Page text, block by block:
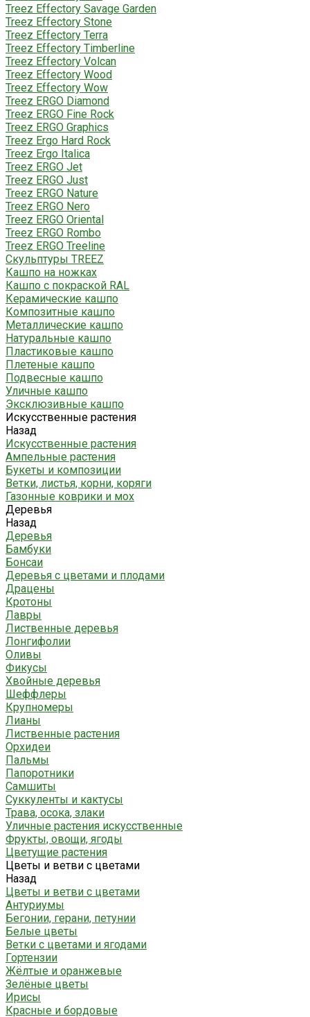
Treez Effectory Savage Garden
Treez Effectory Stone
Treez Effectory Terra
Treez Effectory Timberline
Treez Effectory Volcan
Treez Effectory Wood
Treez Effectory Wow
Treez ERGO Diamond
Treez ERGO Fine Rock
Treez ERGO Graphics
Treez Ergo Hard Rock
Treez Ergo Italica
Treez ERGO Jet
Treez ERGO Just
Treez ERGO Nature
Treez ERGO Nero
Treez ERGO Oriental
Treez ERGO Rombo
Treez ERGO Treeline
Скульптуры TREEZ
Кашпо на ножках
Кашпо с покраской RAL
Керамические кашпо
Композитные кашпо
Металлические кашпо
Натуральные кашпо
Пластиковые кашпо
Плетеные кашпо
Подвесные кашпо
Уличные кашпо
Эксклюзивные кашпо
Искусственные растения
Назад
Искусственные растения
Ампельные растения
Букеты и композиции
Ветки, листья, корни, коряги
Газонные коврики и мох
Деревья
Назад
Деревья
Бамбуки
Бонсаи
Деревья с цветами и плодами
Драцены
Кротоны
Лавры
Лиственные деревья
Лонгифолии
Оливы
Фикусы
Хвойные деревья
Шеффлеры
Крупномеры
Лианы
Лиственные растения
Орхидеи
Пальмы
Папоротники
Самшиты
Суккуленты и кактусы
Трава, осока, злаки
Уличные растения искусственные
Фрукты, овощи, ягоды
Цветущие растения
Цветы и ветви с цветами
Назад
Цветы и ветви с цветами
Антуриумы
Бегонии, герани, петунии
Белые цветы
Ветки с цветами и ягодами
Гортензии
Жёлтые и оранжевые
Зелёные цветы
Ирисы
Красные и бордовые